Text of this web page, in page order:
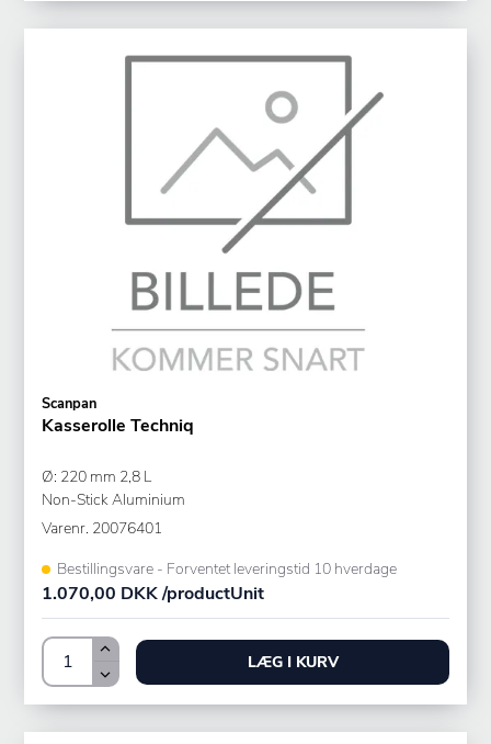
Scanpan
Kasserolle Techniq
Ø: 220 mm 2,8 L
Non-Stick Aluminium
Varenr. 20076401
Bestillingsvare - Forventet leveringstid 10 hverdage
1.070,00 DKK /productUnit
LÆG I KURV